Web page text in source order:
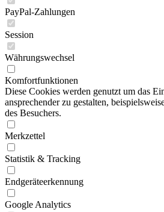
PayPal-Zahlungen
Session
Währungswechsel
Komfortfunktionen
Diese Cookies werden genutzt um das
ansprechender zu gestalten,
des Besuchers.
Merkzettel
Statistik & Tracking
Endgeräteerkennung
Google Analytics